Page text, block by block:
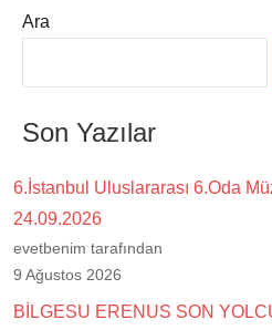
Ara
Son Yazılar
6.İstanbul Uluslararası 6.Oda
24.09.2026
evetbenim tarafından
9 Ağustos 2026
BİLGESU ERENUS SON